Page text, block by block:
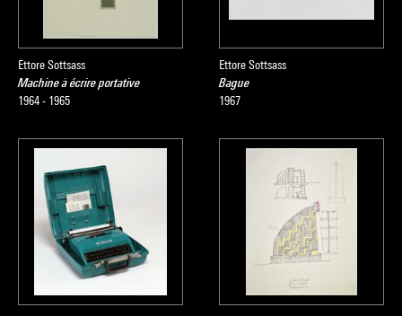
Ettore Sottsass
Machine à écrire portative
1964 - 1965
Ettore Sottsass
Bague
1967